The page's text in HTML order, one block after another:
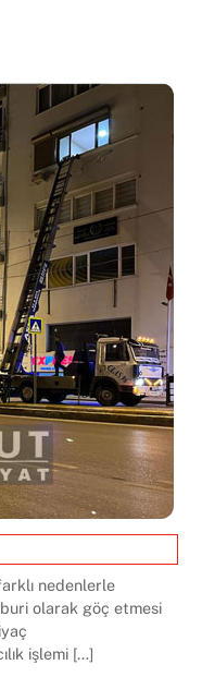
nedenlerle
olarak göç etmesi
işlemi […]